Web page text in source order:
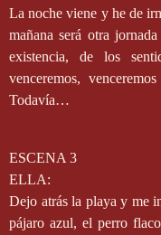
La noche viene y he de
mañana será otra
existencia, de los
venceremos,
Todavía…
ESCENA 3
ELLA:
Dejo atrás la playa y me
pájaro azul, el perro